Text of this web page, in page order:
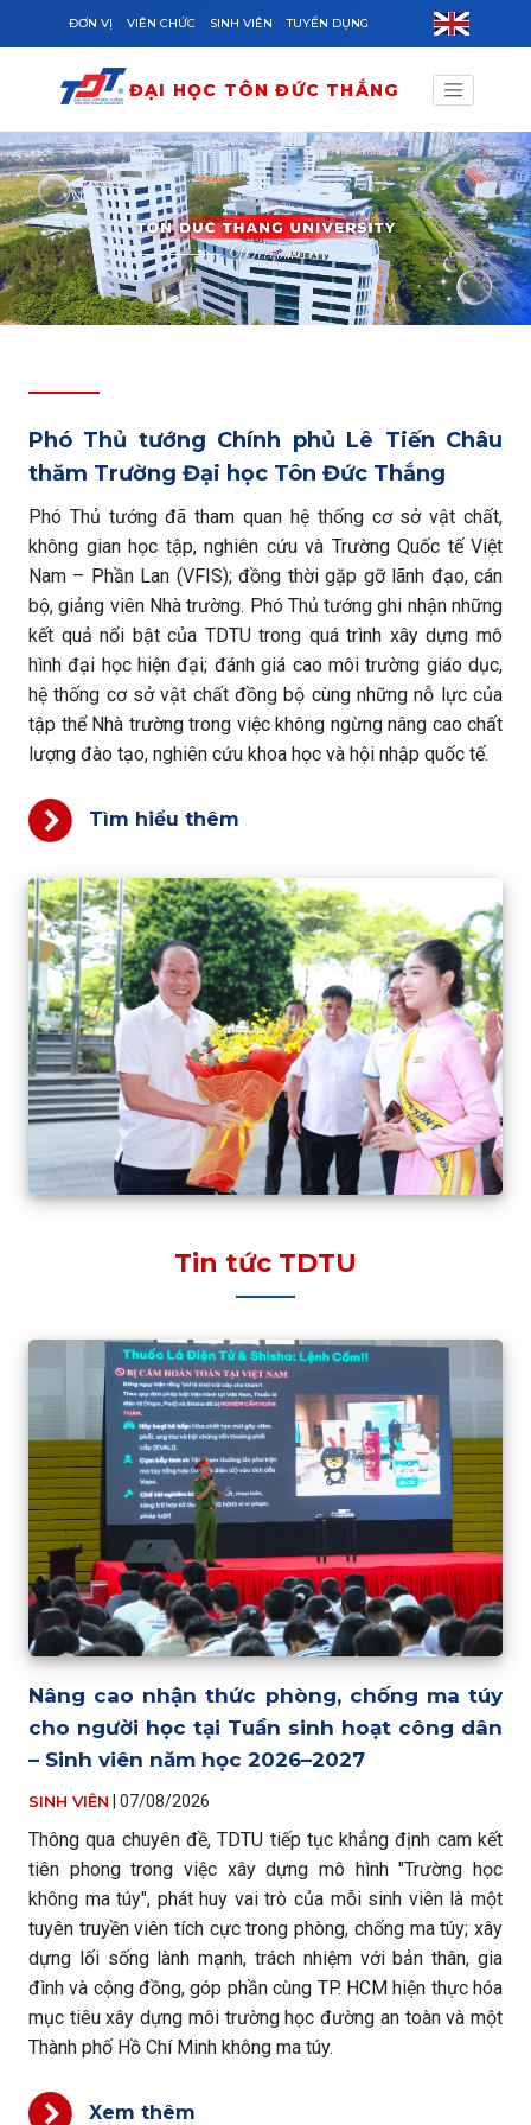
Skip to main content
ĐƠN VỊ VIÊN CHỨC SINH VIÊN TUYỂN DỤNG
ĐẠI HỌC TÔN ĐỨC THẮNG
Phó Thủ tướng Chính phủ Lê Tiến Châu
thăm Trường Đại học Tôn Đức Thắng
Phó Thủ tướng đã tham quan hệ thống cơ sở vật chất,
không gian học tập, nghiên cứu và Trường Quốc tế Việt
Nam – Phần Lan (VFIS); đồng thời gặp gỡ lãnh đạo, cán
bộ, giảng viên Nhà trường. Phó Thủ tướng ghi nhận những
kết quả nổi bật của TDTU trong quá trình xây dựng mô
hình đại học hiện đại; đánh giá cao môi trường giáo dục,
hệ thống cơ sở vật chất đồng bộ cùng những nỗ lực của
tập thể Nhà trường trong việc không ngừng nâng cao chất
lượng đào tạo, nghiên cứu khoa học và hội nhập quốc tế.
Tìm hiểu thêm
Tin tức TDTU
Nâng cao nhận thức phòng, chống ma túy
cho người học tại Tuần sinh hoạt công dân
– Sinh viên năm học 2026–2027
SINH VIÊN 07/08/2026
Thông qua chuyên đề, TDTU tiếp tục khẳng định cam kết
tiên phong trong việc xây dựng mô hình "Trường học
không ma túy", phát huy vai trò của mỗi sinh viên là một
tuyên truyền viên tích cực trong phòng, chống ma túy; xây
dựng lối sống lành mạnh, trách nhiệm với bản thân, gia
đình và cộng đồng, góp phần cùng TP. HCM hiện thực hóa
mục tiêu xây dựng môi trường học đường an toàn và một
Thành phố Hồ Chí Minh không ma túy.
Xem thêm